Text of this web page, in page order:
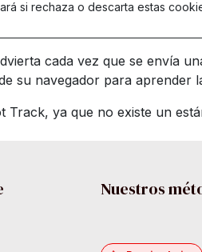
si rechaza o descarta estas
cada vez que se envía
su navegador para
ya que no existe un
Nuestros